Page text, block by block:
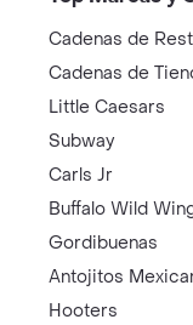
Cadenas de
Cadenas de
Little Caesars
Subway
Carls Jr
Buffalo Wild
Gordibuenas
Antojitos
Hooters